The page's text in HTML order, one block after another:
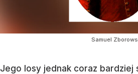
Samuel
Jego losy jednak coraz bardziej